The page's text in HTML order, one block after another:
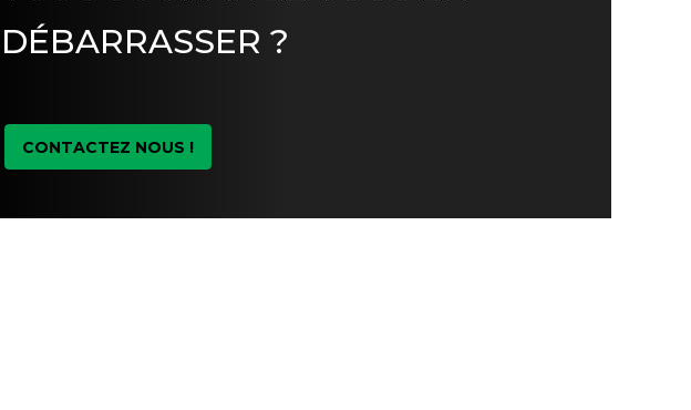
DÉBARRASSER ?
CONTACTEZ NOUS !